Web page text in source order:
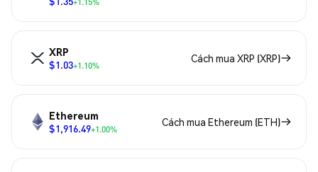
XRP
$1.03+1.10%
Cách mua XRP (XRP)
Ethereum
$1,916.49+1.00%
Cách mua Ethereum (ETH)